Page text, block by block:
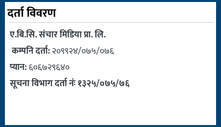
दर्ता विवरण
ए.बि.सि. संचार मिडिया प्रा. लि.
कम्पनि दर्ता:२०९९२४/०७५/०७६
प्यान:६०६७२९६४०
सूचना विभाग दर्ता नंः १३२५/०७५/७६